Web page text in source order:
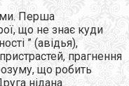
Перша
що не знає куди
” (авідья),
прагнення
що робить
нідана